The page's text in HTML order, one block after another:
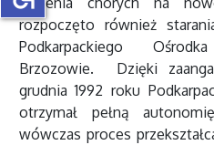
rozpoczęto również
Podkarpackiego
Brzozowie. Dzięki
grudnia 1992 roku
otrzymał pełną
wówczas proces